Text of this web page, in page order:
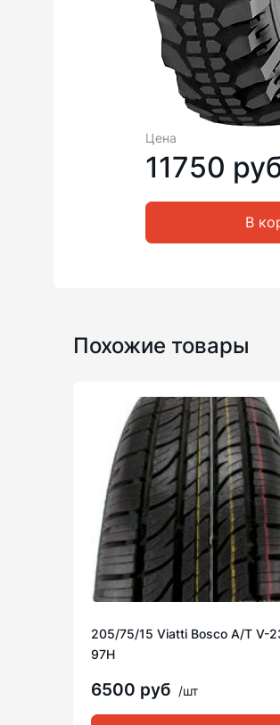
Цена
11750
В
Похожие товары
205/75/15 Viatti Bosco A/T V-
97H
6500 руб /шт